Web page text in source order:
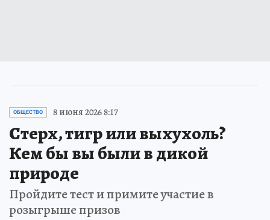
ОБЩЕСТВО 8 июня 2026 8:17
Стерх, тигр или выхухоль?
Кем бы вы были в дикой
природе
Пройдите тест и примите участие в
розыгрыше призов